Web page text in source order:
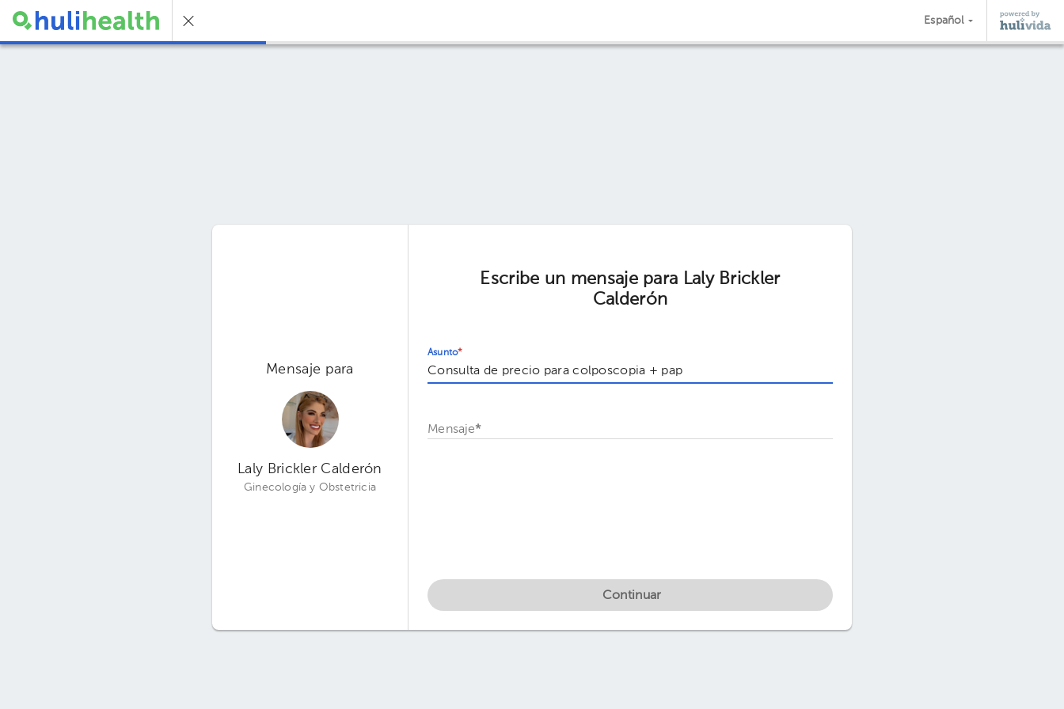
Español
Mensaje para
Laly Brickler Calderón
Ginecología y Obstetricia
Escribe un mensaje para Laly Brickler
Calderón
Asunto*
Mensaje*
Continuar